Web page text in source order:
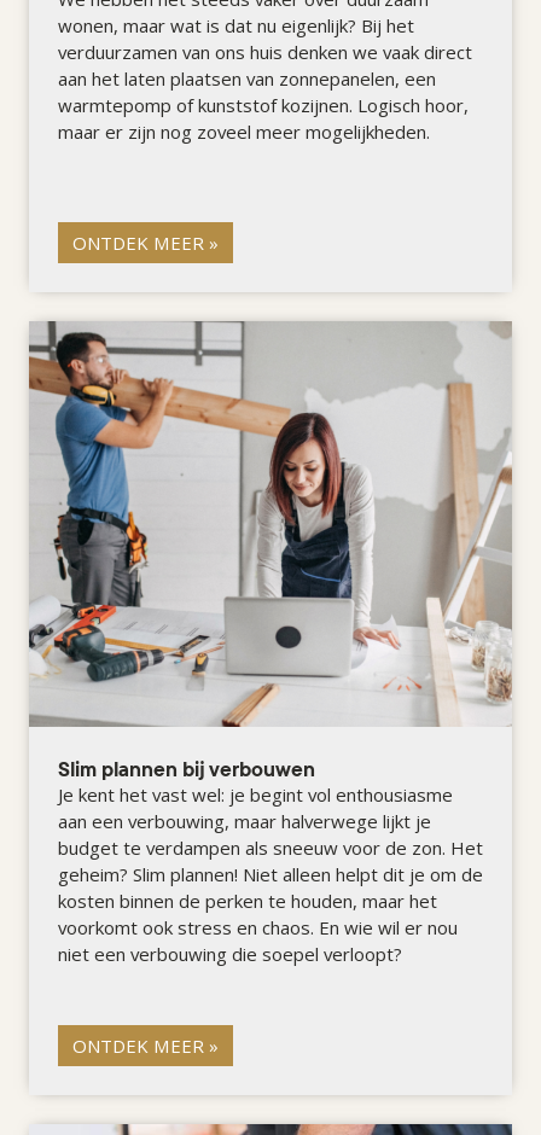
wonen, maar wat is dat nu eigenlijk? Bij het
verduurzamen van ons huis denken we vaak direct
aan het laten plaatsen van zonnepanelen, een
warmtepomp of kunststof kozijnen. Logisch hoor,
maar er zijn nog zoveel meer mogelijkheden.
ONTDEK MEER »
Slim plannen bij verbouwen
Je kent het vast wel: je begint vol enthousiasme
aan een verbouwing, maar halverwege lijkt je
budget te verdampen als sneeuw voor de zon. Het
geheim? Slim plannen! Niet alleen helpt dit je om de
kosten binnen de perken te houden, maar het
voorkomt ook stress en chaos. En wie wil er nou
niet een verbouwing die soepel verloopt?
ONTDEK MEER »